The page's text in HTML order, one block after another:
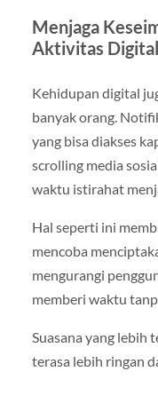
Menjaga
Aktivitas Digital
Kehidupan digital
banyak orang.
yang bisa diakses
scrolling media
waktu istirahat
Hal seperti ini
mencoba
mengurangi
memberi waktu
Suasana yang lebih
terasa lebih ringan